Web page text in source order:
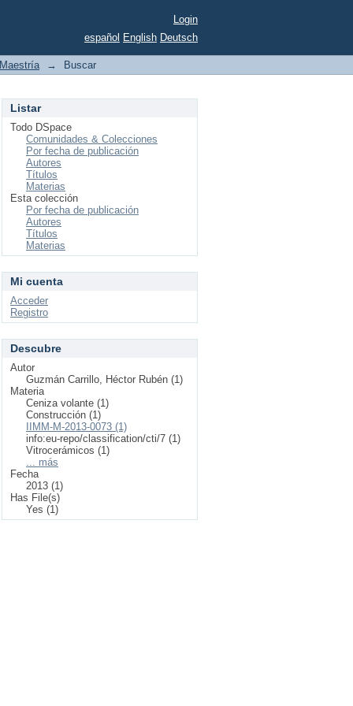
Login
español English Deutsch
Maestría → Buscar
Listar
Todo DSpace
Comunidades & Colecciones
Por fecha de publicación
Autores
Títulos
Materias
Esta colección
Por fecha de publicación
Autores
Títulos
Materias
Mi cuenta
Acceder
Registro
Descubre
Autor
Guzmán Carrillo, Héctor Rubén (1)
Materia
Ceniza volante (1)
Construcción (1)
IIMM-M-2013-0073 (1)
info:eu-repo/classification/cti/7 (1)
Vitrocerámicos (1)
... más
Fecha
2013 (1)
Has File(s)
Yes (1)